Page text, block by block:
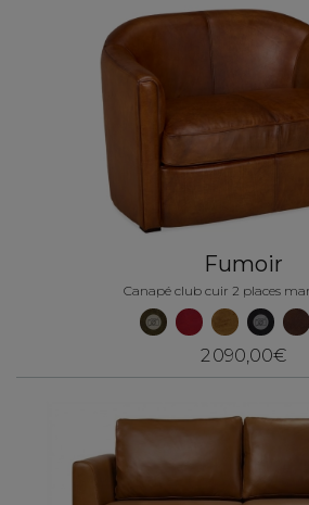
Fumoir
Canapé club cuir 2 places
2 090,00€